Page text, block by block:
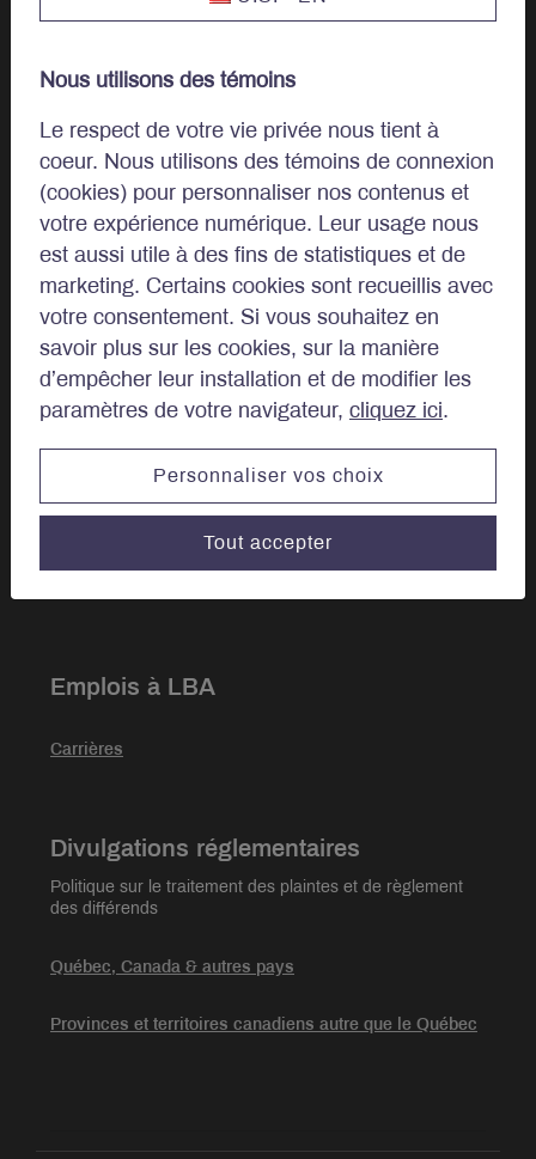
Nous utilisons des témoins
Le respect de votre vie privée nous tient à
coeur. Nous utilisons des témoins de connexion
(cookies) pour personnaliser nos contenus et
votre expérience numérique. Leur usage nous
est aussi utile à des fins de statistiques et de
marketing. Certains cookies sont recueillis avec
votre consentement. Si vous souhaitez en
savoir plus sur les cookies, sur la manière
d’empêcher leur installation et de modifier les
paramètres de votre navigateur, cliquez ici.
Personnaliser vos choix
Tout accepter
Clients privés
Approche
Philosophie d’investissement
Investissement Durable
Gestion de portefeuille
À propos
Notre histoire
Emplois à LBA
Carrières
Divulgations réglementaires
Politique sur le traitement des plaintes et de règlement
des différends
Québec, Canada & autres pays
Provinces et territoires canadiens autre que le Québec